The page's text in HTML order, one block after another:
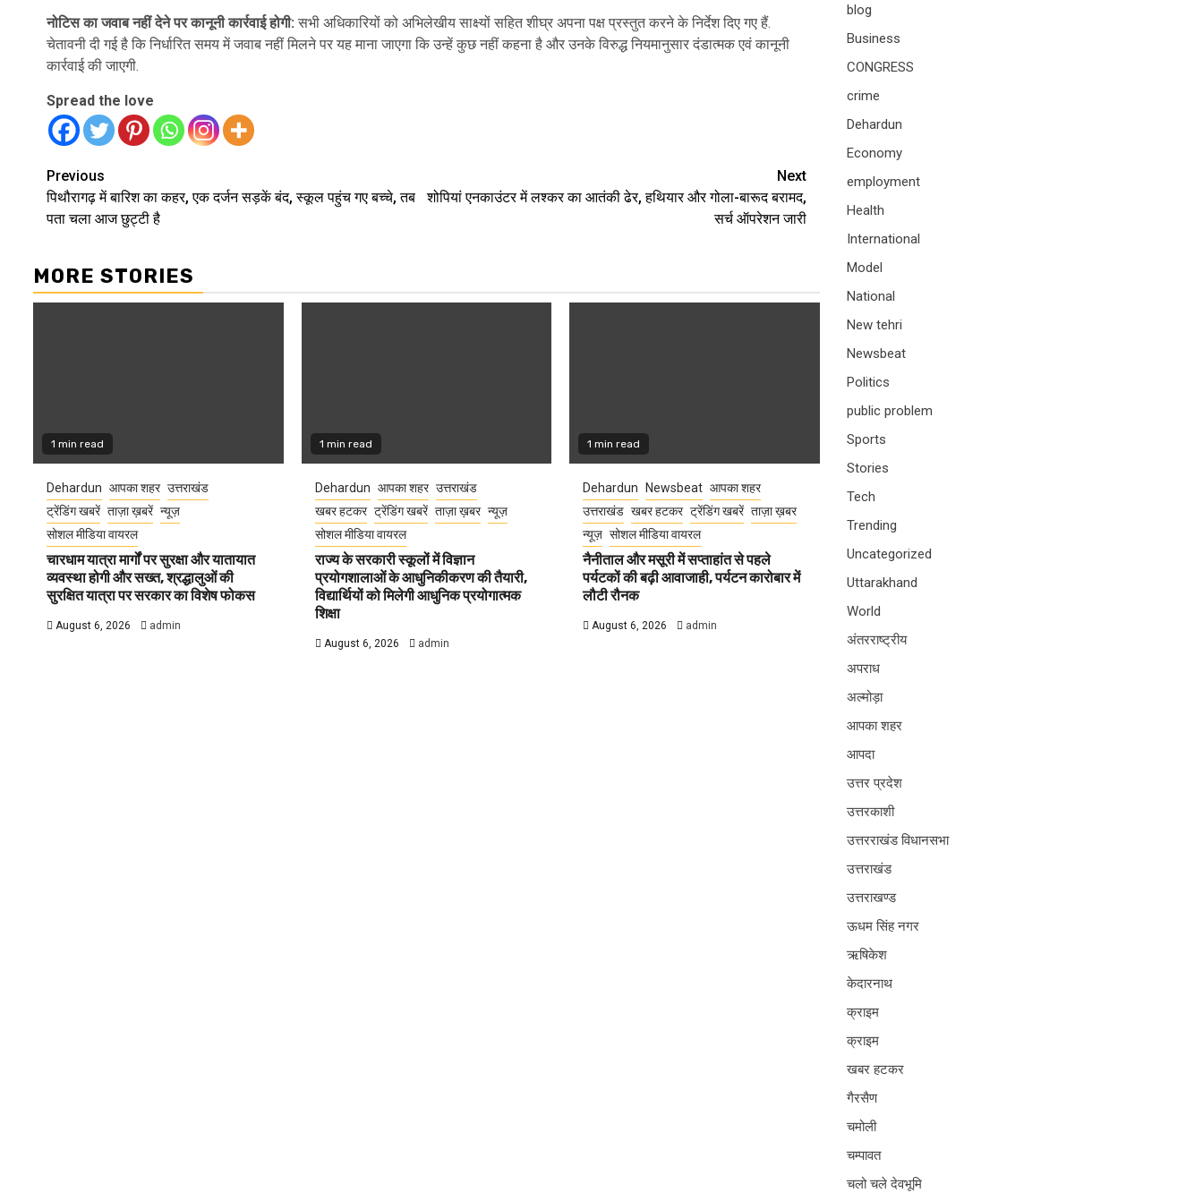
नोटिस का जवाब नहीं देने पर कानूनी कार्रवाई होगी: सभी अधिकारियों को अभिलेखीय साक्ष्यों सहित शीघ्र अपना पक्ष प्रस्तुत करने के निर्देश दिए गए हैं.
चेतावनी दी गई है कि निर्धारित समय में जवाब नहीं मिलने पर यह माना जाएगा कि उन्हें कुछ नहीं कहना है और उनके विरुद्ध नियमानुसार दंडात्मक एवं कानूनी
कार्रवाई की जाएगी.
Spread the love
Continue
Reading
Previous
पिथौरागढ़ में बारिश का कहर, एक दर्जन सड़कें बंद, स्कूल पहुंच गए बच्चे, तब
पता चला आज छुट्टी है
Next
शोपियां एनकाउंटर में लश्कर का आतंकी ढेर, हथियार और गोला-बारूद बरामद,
सर्च ऑपरेशन जारी
MORE STORIES
1 min read
Dehardun आपका शहर उत्तराखंड
ट्रेंडिंग खबरें ताज़ा ख़बरें न्यूज़
सोशल मीडिया वायरल
चारधाम यात्रा मार्गों पर सुरक्षा और यातायात
व्यवस्था होगी और सख्त, श्रद्धालुओं की
सुरक्षित यात्रा पर सरकार का विशेष फोकस
August 6, 2026 admin
1 min read
Dehardun आपका शहर उत्तराखंड
खबर हटकर ट्रेंडिंग खबरें ताज़ा ख़बर न्यूज़
सोशल मीडिया वायरल
राज्य के सरकारी स्कूलों में विज्ञान
प्रयोगशालाओं के आधुनिकीकरण की तैयारी,
विद्यार्थियों को मिलेगी आधुनिक प्रयोगात्मक
शिक्षा
August 6, 2026 admin
1 min read
Dehardun Newsbeat आपका शहर
उत्तराखंड खबर हटकर ट्रेंडिंग खबरें ताज़ा ख़बर
न्यूज़ सोशल मीडिया वायरल
नैनीताल और मसूरी में सप्ताहांत से पहले
पर्यटकों की बढ़ी आवाजाही, पर्यटन कारोबार में
लौटी रौनक
August 6, 2026 admin
blog
Business
CONGRESS
crime
Dehardun
Economy
employment
Health
International
Model
National
New tehri
Newsbeat
Politics
public problem
Sports
Stories
Tech
Trending
Uncategorized
Uttarakhand
World
अंतरराष्ट्रीय
अपराध
अल्मोड़ा
आपका शहर
आपदा
उत्तर प्रदेश
उत्तरकाशी
उत्तरराखंड विधानसभा
उत्तराखंड
उत्तराखण्ड
ऊधम सिंह नगर
ऋषिकेश
केदारनाथ
क्राइम
क्राइम
खबर हटकर
गैरसैण
चमोली
चम्पावत
चलो चले देवभूमि